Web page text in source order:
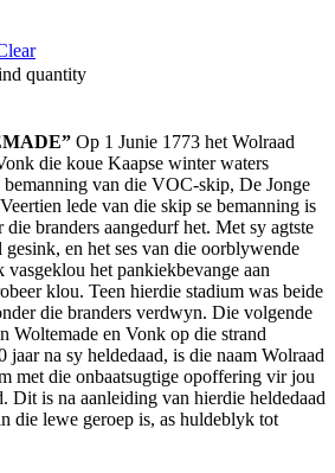
quantity
Op 1 Junie 1773 het Wolraad
die koue Kaapse winter waters
bemanning van die VOC-skip, De Jonge
lede van die skip se bemanning is
die branders aangedurf het. Met sy agtste
en het ses van die oorblywende
vasgeklou het pankiekbevange aan
klou. Teen hierdie stadium was beide
die branders verdwyn. Die volgende
Woltemade en Vonk op die strand
jaar na sy heldedaad, is die naam Wolraad
met die onbaatsugtige opoffering vir jou
Dit is na aanleiding van hierdie heldedaad
die lewe geroep is, as huldeblyk tot